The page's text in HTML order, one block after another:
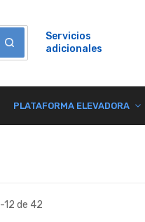
Servicios
adicionales
PLATAFORMA ELEVADORA
-12 de 42